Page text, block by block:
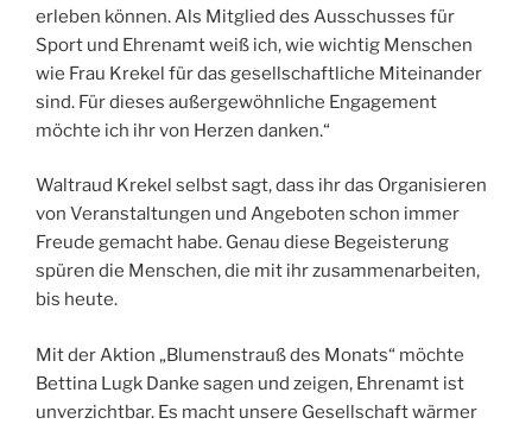
erleben können. Als Mitglied des Ausschusses für
Sport und Ehrenamt weiß ich, wie wichtig Menschen
wie Frau Krekel für das gesellschaftliche Miteinander
sind. Für dieses außergewöhnliche Engagement
möchte ich ihr von Herzen danken.“
Waltraud Krekel selbst sagt, dass ihr das Organisieren
von Veranstaltungen und Angeboten schon immer
Freude gemacht habe. Genau diese Begeisterung
spüren die Menschen, die mit ihr zusammenarbeiten,
bis heute.
Mit der Aktion „Blumenstrauß des Monats“ möchte
Bettina Lugk Danke sagen und zeigen, Ehrenamt ist
unverzichtbar. Es macht unsere Gesellschaft wärmer